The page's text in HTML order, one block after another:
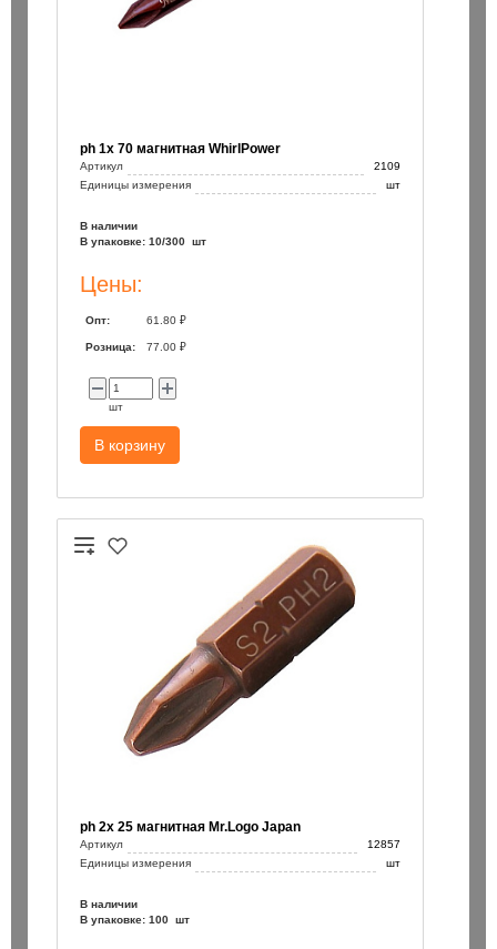
ph 1х 70 магнитная WhirlPower
Артикул
2109
Единицы измерения
шт
В наличии
В упаковке: 10/300 шт
Цены:
Опт: 61.80 ₽
Розница: 77.00 ₽
шт
В корзину
ph 2х 25 магнитная Mr.Logo Japan
Артикул
12857
Единицы измерения
шт
В наличии
В упаковке: 100 шт